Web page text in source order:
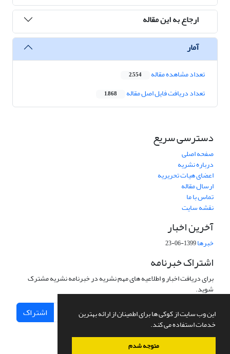
این وب سایت از کوکی ها برای اطمینان از ارائه بهترین
خدمات استفاده می کند.
متوجه شدم
ارجاع به این مقاله
آمار
تعداد مشاهده مقاله 2,554
تعداد دریافت فایل اصل مقاله 1,868
دسترسی سریع
صفحه اصلی
درباره نشریه
اعضای هیات تحریریه
ارسال مقاله
تماس با ما
نقشه سایت
آخرین اخبار
خبرها1399-06-23
اشتراک خبرنامه
برای دریافت اخبار و اطلاعیه های مهم نشریه در خبرنامه نشریه مشترک
شوید.
اشتراک